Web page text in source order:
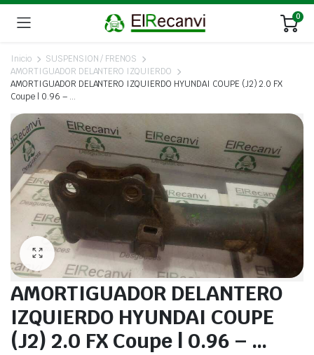
0
Inicio
SUSPENSION / FRENOS
AMORTIGUADOR DELANTERO IZQUIERDO
AMORTIGUADOR DELANTERO IZQUIERDO HYUNDAI COUPE (J2) 2.0 FX
Coupe | 0.96 – …
AMORTIGUADOR DELANTERO
IZQUIERDO HYUNDAI COUPE
(J2) 2.0 FX Coupe | 0.96 – …